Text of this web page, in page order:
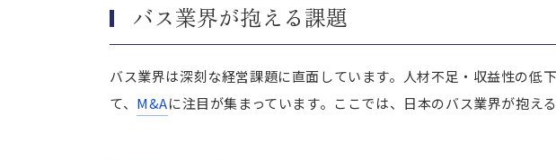
バス業界が抱える課題
バス業界は深刻な経営課題に直面しています。人材不足・収益性の低
て、 M&Aに注目が集まっています。ここでは、日本のバス業界が抱え